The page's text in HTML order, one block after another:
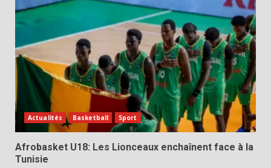
Actualités Basketball Sport
Afrobasket U18: Les Lionceaux enchaînent face à la
Tunisie